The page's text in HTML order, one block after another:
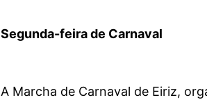
Segunda-feira de Carnaval
A Marcha de Carnaval de Eiriz,